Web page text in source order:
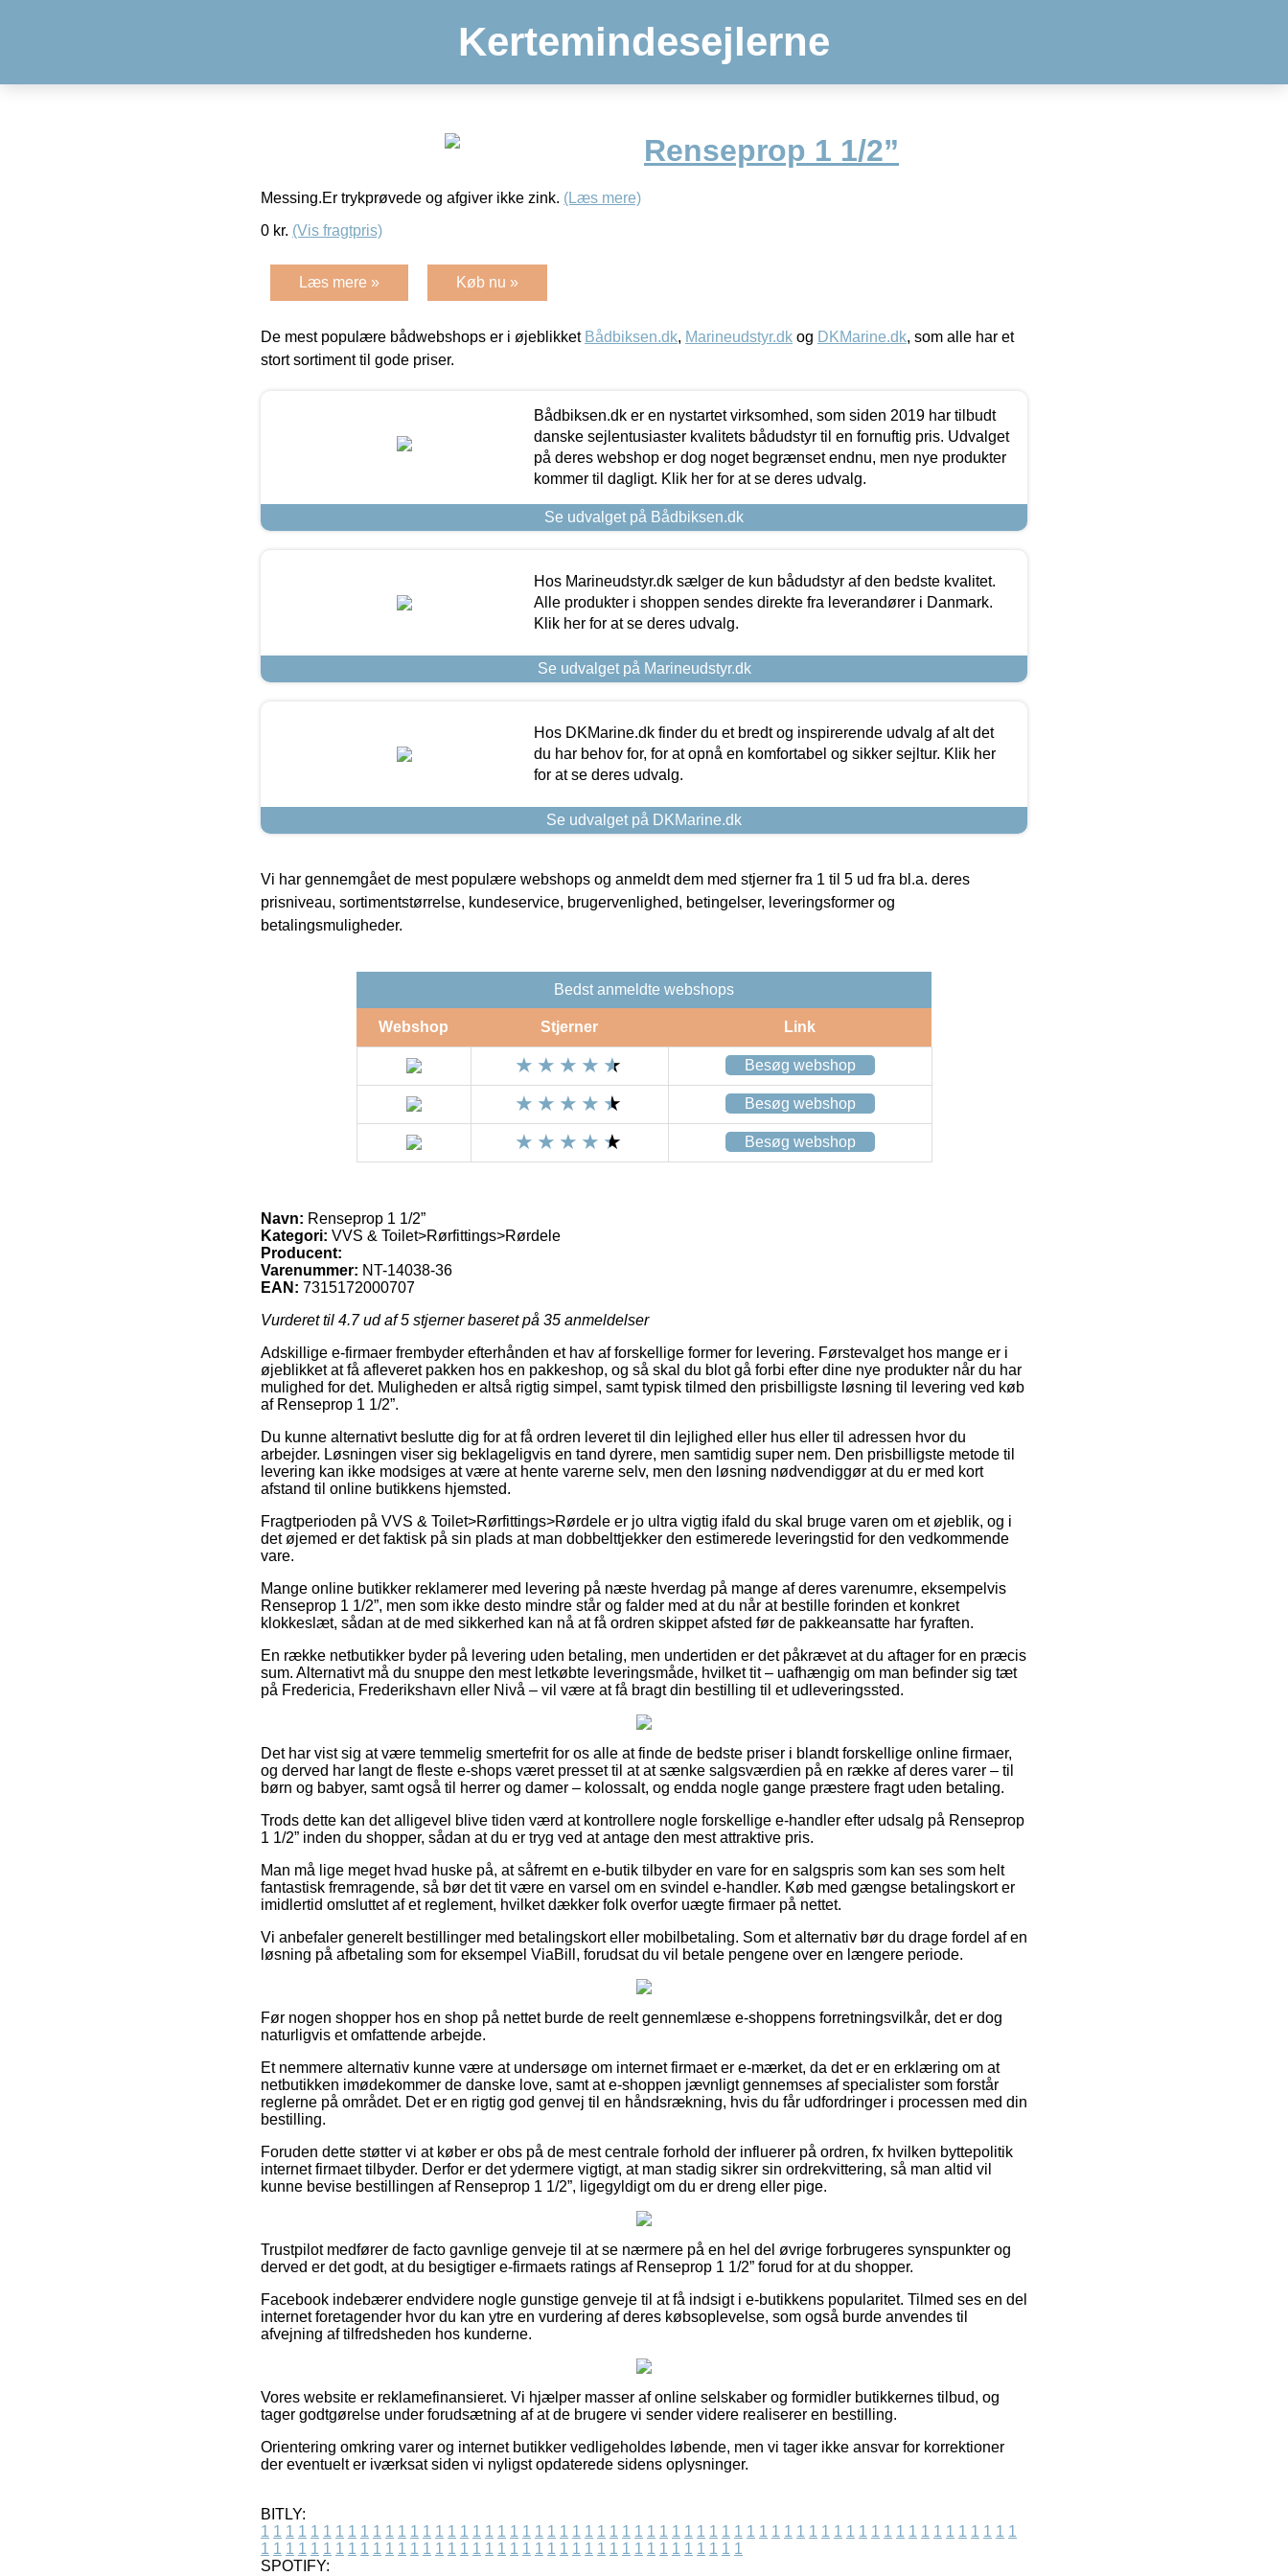
Kertemindesejlerne
Renseprop 1 1/2”
Messing.Er trykprøvede og afgiver ikke zink. (Læs mere)
0 kr. (Vis fragtpris)
Læs mere » Køb nu »
De mest populære bådwebshops er i øjeblikket Bådbiksen.dk, Marineudstyr.dk og DKMarine.dk, som alle har et
stort sortiment til gode priser.
Bådbiksen.dk er en nystartet virksomhed, som siden 2019 har tilbudt
danske sejlentusiaster kvalitets bådudstyr til en fornuftig pris. Udvalget
på deres webshop er dog noget begrænset endnu, men nye produkter
kommer til dagligt. Klik her for at se deres udvalg.
Se udvalget på Bådbiksen.dk
Hos Marineudstyr.dk sælger de kun bådudstyr af den bedste kvalitet.
Alle produkter i shoppen sendes direkte fra leverandører i Danmark.
Klik her for at se deres udvalg.
Se udvalget på Marineudstyr.dk
Hos DKMarine.dk finder du et bredt og inspirerende udvalg af alt det
du har behov for, for at opnå en komfortabel og sikker sejltur. Klik her
for at se deres udvalg.
Se udvalget på DKMarine.dk
Vi har gennemgået de mest populære webshops og anmeldt dem med stjerner fra 1 til 5 ud fra bl.a. deres
prisniveau, sortimentstørrelse, kundeservice, brugervenlighed, betingelser, leveringsformer og
betalingsmuligheder.
Bedst anmeldte webshops
Webshop Stjerner Link
Besøg webshop
Besøg webshop
Besøg webshop
Navn: Renseprop 1 1/2”
Kategori: VVS & Toilet>Rørfittings>Rørdele
Producent:
Varenummer: NT-14038-36
EAN: 7315172000707
Vurderet til 4.7ud af 5 stjerner baseret på 35 anmeldelser
Adskillige e-firmaer frembyder efterhånden et hav af forskellige former for levering. Førstevalget hos mange er i
øjeblikket at få afleveret pakken hos en pakkeshop, og så skal du blot gå forbi efter dine nye produkter når du har
mulighed for det. Muligheden er altså rigtig simpel, samt typisk tilmed den prisbilligste løsning til levering ved køb
af Renseprop 1 1/2”.
Du kunne alternativt beslutte dig for at få ordren leveret til din lejlighed eller hus eller til adressen hvor du
arbejder. Løsningen viser sig beklageligvis en tand dyrere, men samtidig super nem. Den prisbilligste metode til
levering kan ikke modsiges at være at hente varerne selv, men den løsning nødvendiggør at du er med kort
afstand til online butikkens hjemsted.
Fragtperioden på VVS & Toilet>Rørfittings>Rørdele er jo ultra vigtig ifald du skal bruge varen om et øjeblik, og i
det øjemed er det faktisk på sin plads at man dobbelttjekker den estimerede leveringstid for den vedkommende
vare.
Mange online butikker reklamerer med levering på næste hverdag på mange af deres varenumre, eksempelvis
Renseprop 1 1/2”, men som ikke desto mindre står og falder med at du når at bestille forinden et konkret
klokkeslæt, sådan at de med sikkerhed kan nå at få ordren skippet afsted før de pakkeansatte har fyraften.
En række netbutikker byder på levering uden betaling, men undertiden er det påkrævet at du aftager for en præcis
sum. Alternativt må du snuppe den mest letkøbte leveringsmåde, hvilket tit – uafhængig om man befinder sig tæt
på Fredericia, Frederikshavn eller Nivå – vil være at få bragt din bestilling til et udleveringssted.
Det har vist sig at være temmelig smertefrit for os alle at finde de bedste priser i blandt forskellige online firmaer,
og derved har langt de fleste e-shops været presset til at at sænke salgsværdien på en række af deres varer – til
børn og babyer, samt også til herrer og damer – kolossalt, og endda nogle gange præstere fragt uden betaling.
Trods dette kan det alligevel blive tiden værd at kontrollere nogle forskellige e-handler efter udsalg på Renseprop
1 1/2” inden du shopper, sådan at du er tryg ved at antage den mest attraktive pris.
Man må lige meget hvad huske på, at såfremt en e-butik tilbyder en vare for en salgspris som kan ses som helt
fantastisk fremragende, så bør det tit være en varsel om en svindel e-handler. Køb med gængse betalingskort er
imidlertid omsluttet af et reglement, hvilket dækker folk overfor uægte firmaer på nettet.
Vi anbefaler generelt bestillinger med betalingskort eller mobilbetaling. Som et alternativ bør du drage fordel af en
løsning på afbetaling som for eksempel ViaBill, forudsat du vil betale pengene over en længere periode.
Før nogen shopper hos en shop på nettet burde de reelt gennemlæse e-shoppens forretningsvilkår, det er dog
naturligvis et omfattende arbejde.
Et nemmere alternativ kunne være at undersøge om internet firmaet er e-mærket, da det er en erklæring om at
netbutikken imødekommer de danske love, samt at e-shoppen jævnligt gennemses af specialister som forstår
reglerne på området. Det er en rigtig god genvej til en håndsrækning, hvis du får udfordringer i processen med din
bestilling.
Foruden dette støtter vi at køber er obs på de mest centrale forhold der influerer på ordren, fx hvilken byttepolitik
internet firmaet tilbyder. Derfor er det ydermere vigtigt, at man stadig sikrer sin ordrekvittering, så man altid vil
kunne bevise bestillingen af Renseprop 1 1/2”, ligegyldigt om du er dreng eller pige.
Trustpilot medfører de facto gavnlige genveje til at se nærmere på en hel del øvrige forbrugeres synspunkter og
derved er det godt, at du besigtiger e-firmaets ratings af Renseprop 1 1/2” forud for at du shopper.
Facebook indebærer endvidere nogle gunstige genveje til at få indsigt i e-butikkens popularitet. Tilmed ses en del
internet foretagender hvor du kan ytre en vurdering af deres købsoplevelse, som også burde anvendes til
afvejning af tilfredsheden hos kunderne.
Vores website er reklamefinansieret. Vi hjælper masser af online selskaber og formidler butikkernes tilbud, og
tager godtgørelse under forudsætning af at de brugere vi sender videre realiserer en bestilling.
Orientering omkring varer og internet butikker vedligeholdes løbende, men vi tager ikke ansvar for korrektioner
der eventuelt er iværksat siden vi nyligst opdaterede sidens oplysninger.
BITLY:
1 1 1 1 1 1 1 1 1 1 1 1 1 1 1 1 1 1 1 1 1 1 1 1 1 1 1 1 1 1 1 1 1 1 1 1 1 1 1 1 1 1 1 1 1 1 1 1 1 1 1 1 1 1 1 1 1 1 1 1 1
1 1 1 1 1 1 1 1 1 1 1 1 1 1 1 1 1 1 1 1 1 1 1 1 1 1 1 1 1 1 1 1 1 1 1 1 1 1 1
SPOTIFY: